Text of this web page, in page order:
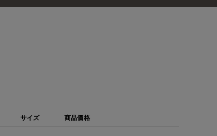
サイズ 商品価格